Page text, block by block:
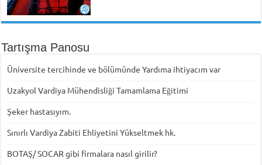
Tartışma Panosu
Üniversite tercihinde ve bölümünde Yardıma ihtiyacım var
Uzakyol Vardiya Mühendisliği Tamamlama Eğitimi
Şeker hastasıyım.
Sınırlı Vardiya Zabiti Ehliyetini Yükseltmek hk.
BOTAŞ/ SOCAR gibi firmalara nasıl girilir?